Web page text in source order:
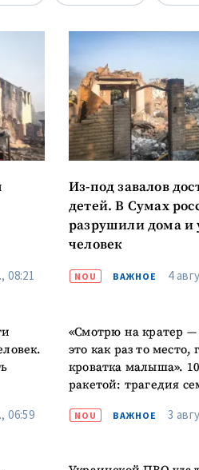
08:21
06:59
Из-под завалов
детей. В Сумах
разрушили дома и
человек
NOU ВАЖНОЕ 4
«Смотрю на кратер
это как раз то место,
кроватка малыша».
ракетой: трагедия
NOU ВАЖНОЕ 3